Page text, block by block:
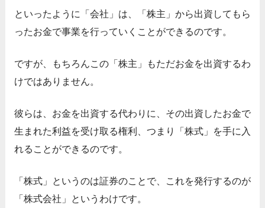
といったように「会社」は、「株主」から出資してもら
ったお金で事業を行っていくことができるのです。
ですが、もちろんこの「株主」もただお金を出資するわ
けではありません。
彼らは、お金を出資する代わりに、その出資したお金で
生まれた利益を受け取る権利、つまり「株式」を手に入
れることができるのです。
「株式」というのは証券のことで、これを発行するのが
「株式会社」というわけです。